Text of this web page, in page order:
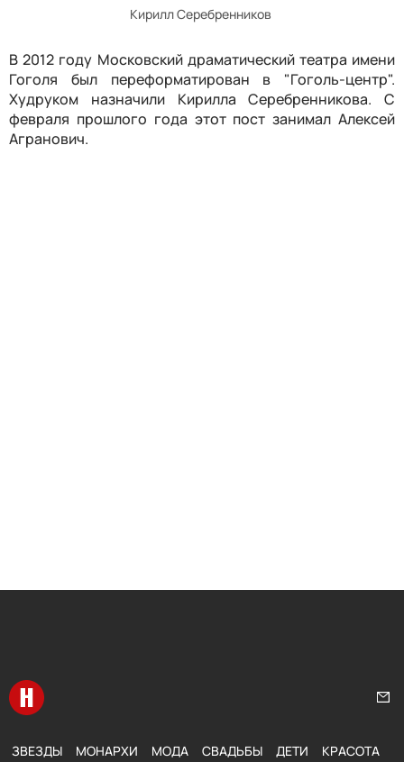
Кирилл Серебренников
В 2012 году Московский драматический театра имени
Гоголя был переформатирован в "Гоголь-центр".
Худруком назначили Кирилла Серебренникова. С
февраля прошлого года этот пост занимал Алексей
Агранович.
Перейти на главную
ЗВЕЗДЫ МОНАРХИ МОДА СВАДЬБЫ ДЕТИ КРАСОТА